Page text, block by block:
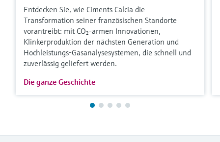
Entdecken Sie, wie Ciments Calcia die
Transformation seiner französischen Standorte
vorantreibt: mit CO₂-armen Innovationen,
Klinkerproduktion der nächsten Generation und
Hochleistungs-Gasanalysesystemen, die schnell und
zuverlässig geliefert werden.
Die ganze Geschichte